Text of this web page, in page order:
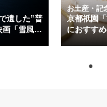
道を歩んではいないか
た”今”を生きる私達に問
今だからこそ、尊い平和
を多くの方にご覧いただき
遺した”普
画「雪風
お土産・記
京都祇園
におすす